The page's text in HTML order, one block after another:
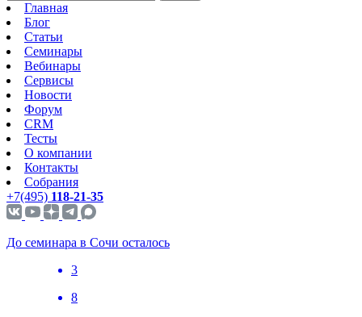
Главная
Блог
Статьи
Семинары
Вебинары
Сервисы
Новости
Форум
CRM
Тесты
О компании
Контакты
Собрания
+7(495) 118-21-35
До семинара в Сочи осталось
3
8